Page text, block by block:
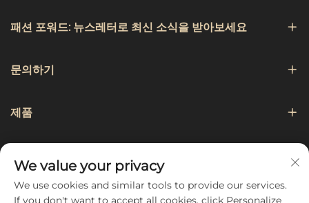
패션 포워드: 뉴스레터로 최신 소식을 받아보세요
문의하기
제품
팔로우하기
We value your privacy
We use cookies and similar tools to provide our services.
If you don't want to accept all cookies, click Personalize